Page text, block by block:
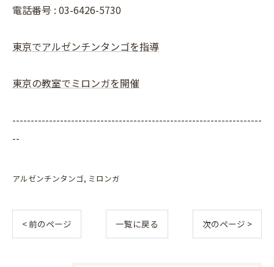
電話番号 : 03-6426-5730
東京でアルゼンチンタンゴを指導
東京の教室でミロンガを開催
--------------------------------------------------------------------
--
アルゼンチンタンゴ ミロンガ
< 前のページ 一覧に戻る 次のページ >